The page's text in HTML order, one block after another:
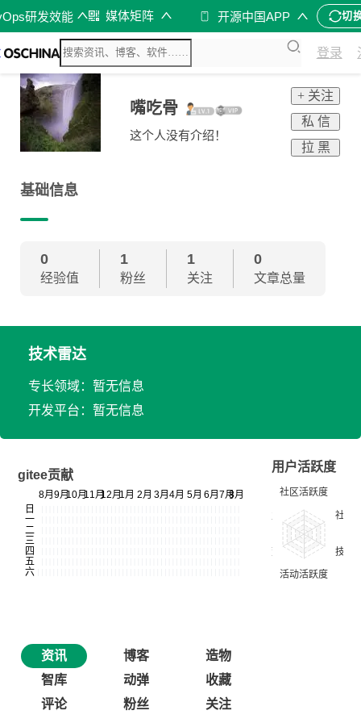
研发效能 媒体矩阵 开源中国APP 切
登录
嘴吃骨
这个人没有介绍！
+ 关注
私 信
拉 黑
基础信息
0
经验值
1
粉丝
1
关注
0
文章总量
技术雷达
专长领域：暂无信息
开发平台：暂无信息
gitee贡献
用户活跃度
资讯 博客
造物
智库
动弹
收藏
评论
粉丝 关注